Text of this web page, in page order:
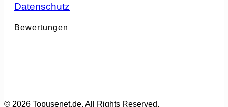
Datenschutz
Bewertungen
© 2026 Topusenet.de. All Rights Reserved.